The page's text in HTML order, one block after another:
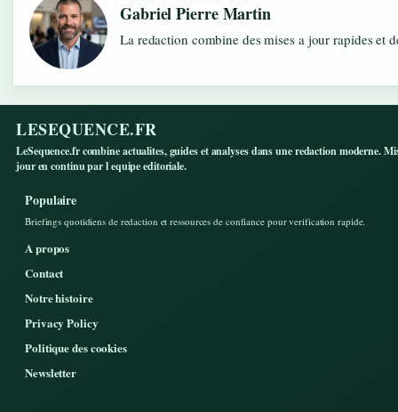
Gabriel Pierre Martin
La redaction combine des mises a jour rapides et
LESEQUENCE.FR
LeSequence.fr combine actualites, guides et analyses dans une redaction moderne.
jour en continu par l equipe editoriale.
Populaire
Briefings quotidiens de redaction et ressources de confiance pour verification rapide.
A propos
Contact
Notre histoire
Privacy Policy
Politique des cookies
Newsletter